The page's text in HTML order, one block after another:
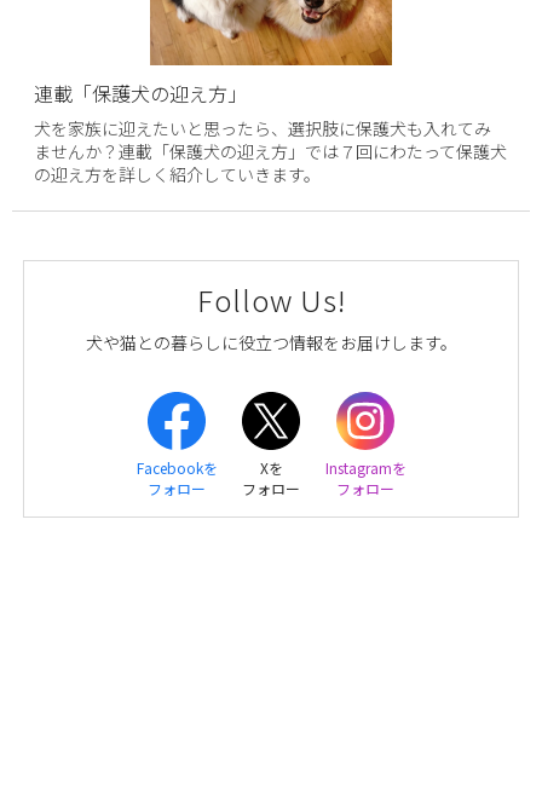
連載「保護犬の迎え方」
犬を家族に迎えたいと思ったら、選択肢に保護犬も入れてみ
ませんか？連載「保護犬の迎え方」では７回にわたって保護犬
の迎え方を詳しく紹介していきます。
Follow Us!
犬や猫との暮らしに役立つ情報をお届けします。
Facebookを
フォロー
Xを
フォロー
Instagramを
フォロー